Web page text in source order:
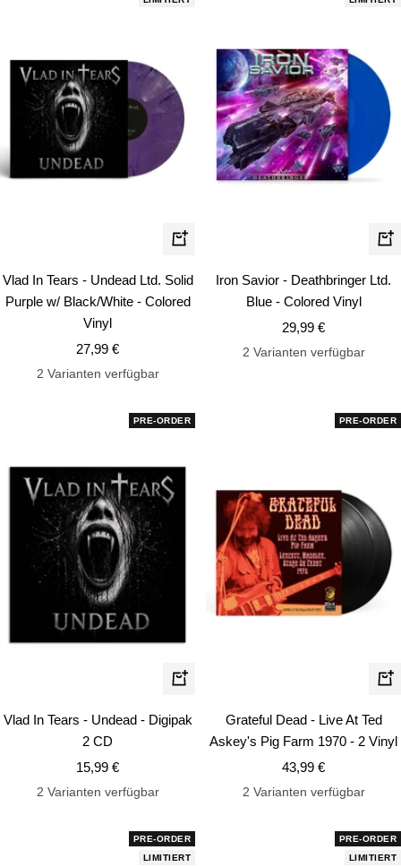
In
den
Warenkorb
Vlad In Tears - Undead Ltd. Solid
Purple w/ Black/White - Colored
Vinyl
Angebotspreis
27,99 €
2 Varianten verfügbar
In
Iron Savior - Deathbringer Ltd.
Blue - Colored Vinyl
Angebotspreis
29,99 €
2 Varianten verfügbar
PRE-ORDER
In
den
Warenkorb
Vlad In Tears - Undead - Digipak
2 CD
Angebotspreis
15,99 €
2 Varianten verfügbar
PRE-ORDER
In
Grateful Dead - Live At Ted
Askey's Pig Farm 1970 - 2 Vinyl
Angebotspreis
43,99 €
2 Varianten verfügbar
PRE-ORDER
LIMITIERT
PRE-ORDER
LIMITIERT